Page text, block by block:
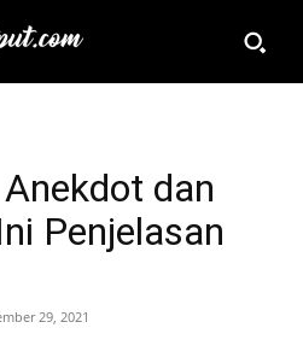
dan
Penjelasan
29, 2021